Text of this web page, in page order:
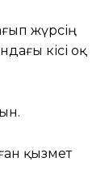
жүрсің
кісі оқ
қызмет